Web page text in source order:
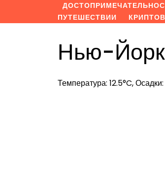
ПУТЕШЕСТВИИ
Нью-Йорк
Температура: 12.5°C,